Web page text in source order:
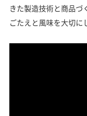
きた製造技術と商品
ごたえと風味を大切に